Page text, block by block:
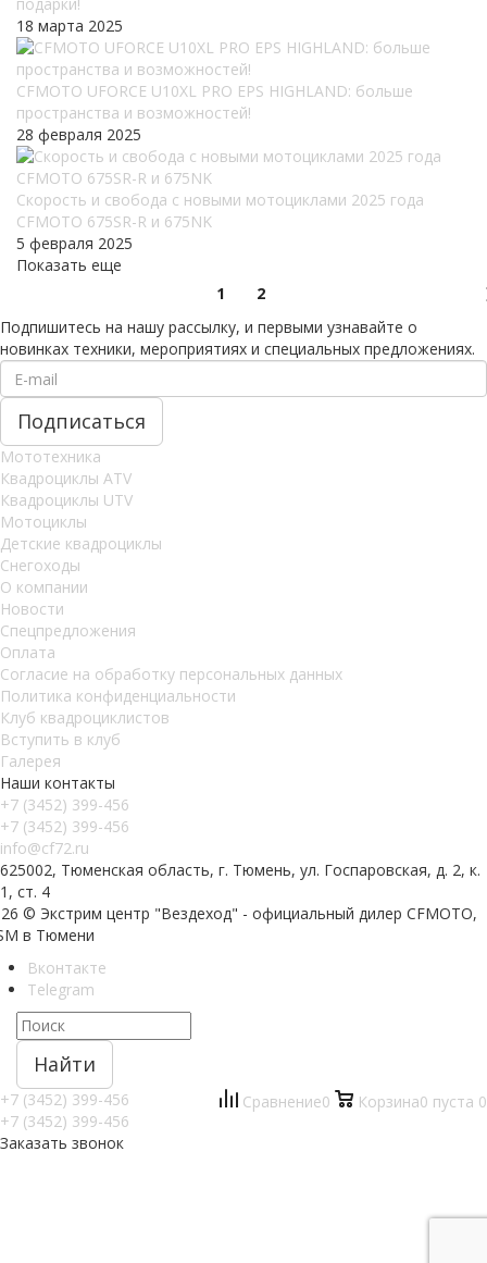
18 марта 2025
CFMOTO UFORCE U10XL PRO EPS HIGHLAND: больше
пространства и возможностей!
28 февраля 2025
Скорость и свобода с новыми мотоциклами 2025 года
CFMOTO 675SR-R и 675NK
5 февраля 2025
Показать еще
1
2
Подпишитесь на нашу рассылку, и первыми узнавайте о
новинках техники, мероприятиях и специальных предложениях.
Мототехника
Квадроциклы ATV
Квадроциклы UTV
Мотоциклы
Детские квадроциклы
Снегоходы
О компании
Новости
Спецпредложения
Оплата
Согласие на обработку персональных данных
Политика конфиденциальности
Клуб квадроциклистов
Вступить в клуб
Галерея
Наши контакты
+7 (3452) 399-456
+7 (3452) 399-456
info@cf72.ru
625002, Тюменская область, г. Тюмень, ул. Госпаровская, д. 2, к.
1, ст. 4
© Экстрим центр "Вездеход" - официальный дилер CFMOTO,
в Тюмени
Вконтакте
Telegram
Найти
+7 (3452) 399-456
+7 (3452) 399-456
Заказать звонок
Сравнение0 Корзина0 пуста 0